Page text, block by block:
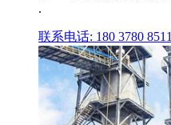
.
联系电话: 180 3780 8511